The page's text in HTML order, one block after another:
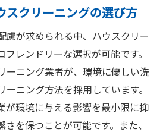
深層清掃
のプロによる清掃
リーニングプロセス
クリーニングで生活の質を向
を保つための定期的なクリー
スクリーニングの選び方
慮が求められる中、ハウスクリー
レンドリーな選択が可能です。
ーニング業者が、環境に優しい洗
ニング方法を採用しています。
が環境に与える影響を最小限に抑
を保つことが可能です。また、